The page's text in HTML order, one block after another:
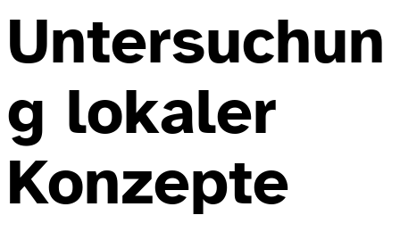
Untersuchun
g lokaler
Konzepte